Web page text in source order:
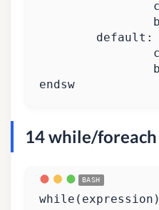
endsw
14 while/foreach
while ( expression )